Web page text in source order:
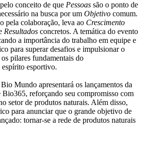
conceito de que Pessoas são o ponto de
na busca por um Objetivo comum.
pela colaboração, leva ao Crescimento
Resultados concretos. A temática do evento
a importância do trabalho em equipe e
para superar desafios e impulsionar o
pilares fundamentais do
esportivo.
Mundo apresentará os lançamentos da
reforçando seu compromisso com
setor de produtos naturais. Além disso,
para anunciar que o grande objetivo de
tornar-se a rede de produtos naturais